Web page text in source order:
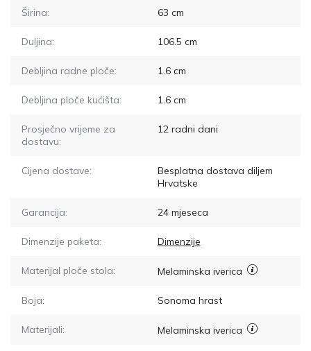
Širina: 63 cm
Duljina: 106.5 cm
Debljina radne ploče: 1.6cm
Debljina ploče kućišta: 1.6cm
Prosječno vrijeme za
dostavu:
12radni dani
Cijena dostave:
Besplatna dostava diljem
Hrvatske
Garancija: 24 mjeseca
Dimenzije paketa: Dimenzije
Materijal ploče stola: Melaminska iverica
Boja: Sonoma hrast
Materijali: Melaminska iverica